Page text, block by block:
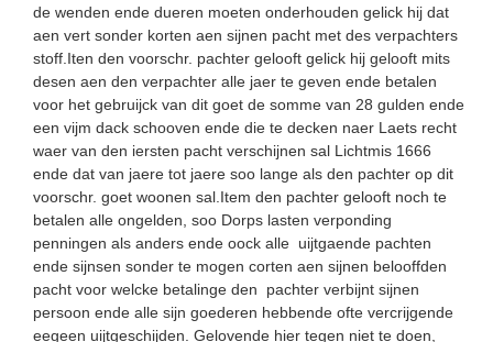
de wenden ende dueren moeten onderhouden gelick hij dat
aen vert sonder korten aen sijnen pacht met des verpachters
stoff.Iten den voorschr. pachter gelooft gelick hij gelooft mits
desen aen den verpachter alle jaer te geven ende betalen
voor het gebruijck van dit goet de somme van 28 gulden ende
een vijm dack schooven ende die te decken naer Laets recht
waer van den iersten pacht verschijnen sal Lichtmis 1666
ende dat van jaere tot jaere soo lange als den pachter op dit
voorschr. goet woonen sal.Item den pachter gelooft noch te
betalen alle ongelden, soo Dorps lasten verponding
penningen als anders ende oock alle uijtgaende pachten
ende sijnsen sonder te mogen corten aen sijnen belooffden
pacht voor welcke betalinge den pachter verbijnt sijnen
persoon ende alle sijn goederen hebbende ofte vercrijgende
eegeen uijtgeschijden. Gelovende hier tegen niet te doen,